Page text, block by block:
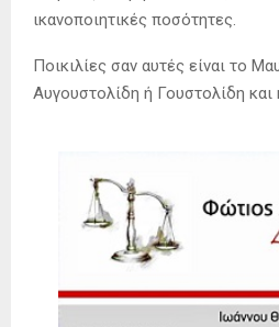
ικανοποιητικές ποσότητες.
Ποικιλίες σαν αυτές είναι το
Αυγουστολίδη ή Γουστολίδη